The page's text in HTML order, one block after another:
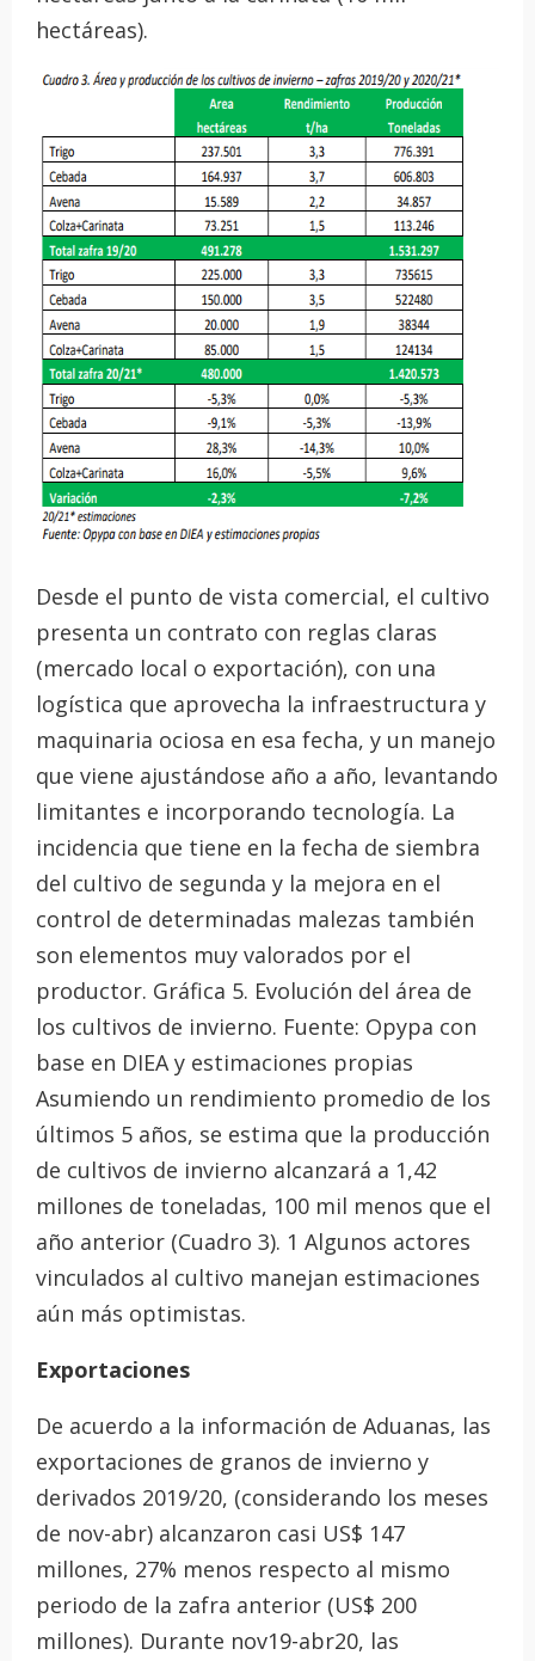
hectáreas).
Desde el punto de vista comercial, el cultivo
presenta un contrato con reglas claras
(mercado local o exportación), con una
logística que aprovecha la infraestructura y
maquinaria ociosa en esa fecha, y un manejo
que viene ajustándose año a año, levantando
limitantes e incorporando tecnología. La
incidencia que tiene en la fecha de siembra
del cultivo de segunda y la mejora en el
control de determinadas malezas también
son elementos muy valorados por el
productor. Gráfica 5. Evolución del área de
los cultivos de invierno. Fuente: Opypa con
base en DIEA y estimaciones propias
Asumiendo un rendimiento promedio de los
últimos 5 años, se estima que la producción
de cultivos de invierno alcanzará a 1,42
millones de toneladas, 100 mil menos que el
año anterior (Cuadro 3). 1 Algunos actores
vinculados al cultivo manejan estimaciones
aún más optimistas.
Exportaciones
De acuerdo a la información de Aduanas, las
exportaciones de granos de invierno y
derivados 2019/20, (considerando los meses
de nov-abr) alcanzaron casi US$ 147
millones, 27% menos respecto al mismo
periodo de la zafra anterior (US$ 200
millones). Durante nov19-abr20, las